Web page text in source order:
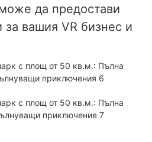
да предостави
за вашия VR бизнес и